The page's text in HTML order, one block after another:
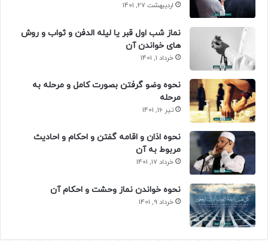
اردیبهشت 27, 1401
نماز شب اول قبر یا لیله الدفن و ثواب و روش
های خواندن آن
خرداد 1, 1401
نحوه وضو گرفتن بصورت کامل و مرحله به
مرحله
تیر 16, 1401
نحوه اذان و اقامه گفتن و احکام و احادیث
مربوط به آن
خرداد 17, 1401
نحوه خواندن نماز وحشت و احکام آن
خرداد 9, 1401